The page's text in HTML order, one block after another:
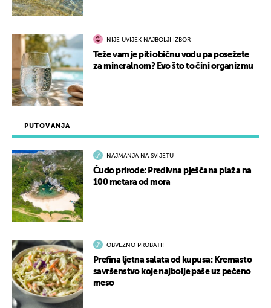
PUTOVANJA
NAJMANJA NA SVIJETU
Čudo prirode: Predivna pješčana plaža na
100 metara od mora
OBVEZNO PROBATI!
Prefina ljetna salata od kupusa: Kremasto
savršenstvo koje najbolje paše uz pečeno
meso
NIJE UVIJEK NAJBOLJI IZBOR
Teže vam je piti običnu vodu pa posežete
za mineralnom? Evo što to čini organizmu